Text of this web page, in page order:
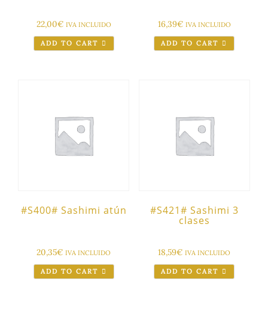
22,00€ IVA INCLUIDO
ADD TO CART
16,39€ IVA INCLUIDO
ADD TO CART
#S400# Sashimi atún
20,35€ IVA INCLUIDO
ADD TO CART
#S421# Sashimi 3
clases
18,59€ IVA INCLUIDO
ADD TO CART